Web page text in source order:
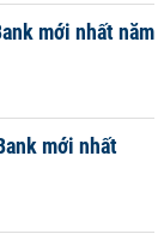
mới nhất năm
mới nhất